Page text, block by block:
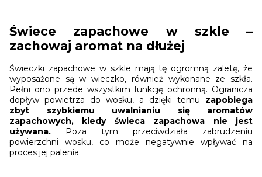
Świece zapachowe w szkle –
zachowaj aromat na dłużej
Świeczki zapachowe w szkle mają tę ogromną zaletę, że
wyposażone są w wieczko, również wykonane ze szkła.
Pełni ono przede wszystkim funkcję ochronną. Ogranicza
dopływ powietrza do wosku, a dzięki temu zapobiega
zbyt szybkiemu uwalnianiu się aromatów
zapachowych, kiedy świeca zapachowa nie jest
używana. Poza tym przeciwdziała zabrudzeniu
powierzchni wosku, co może negatywnie wpływać na
proces jej palenia.